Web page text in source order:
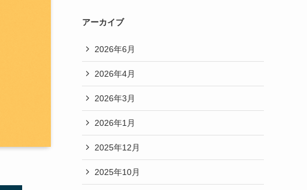
アーカイブ
2026年6月
2026年4月
2026年3月
2026年1月
2025年12月
2025年10月